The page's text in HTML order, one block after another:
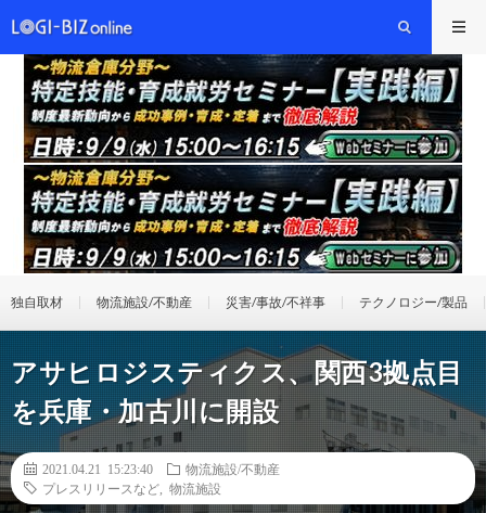
独自取材 物流施設/不動産 災害/事故/不祥事 テクノロジー/製品
アサヒロジスティクス、関西3拠点目
を兵庫・加古川に開設
2021.04.21 15:23:40
物流施設/不動産
プレスリリースなど
物流施設